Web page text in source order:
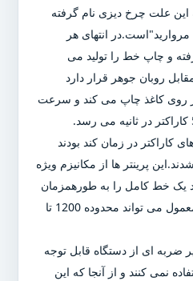
این علت چرخ دیزی نام گرفته
انتهای هر
و چاپ خط را تولید می
روبان جوهر قرار دارد
بر روی کاغذ چاپ می کند و سرعت
کاراکتر در زمان کند بودند
پرینتر ها از مکانیزم ویژه
یک خط کامل را به طورهمزمان
چاپ کنند و سرعت آنها به طور معمول می تواند محدوده 1200 تا
ضربه ای از دستگاه قابل توجه
نمی کنند و از آنجا که این